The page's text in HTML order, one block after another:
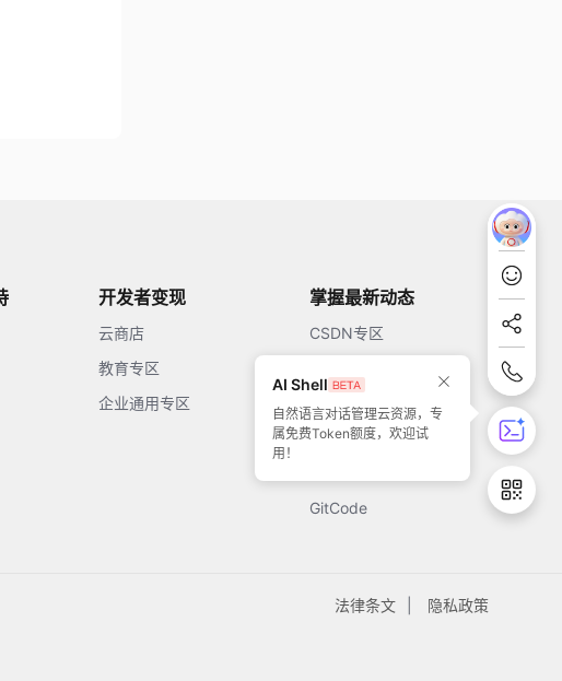
AI Shell
自然语言对话管理云资源，专
属免费Token额度，欢迎试
用！
开发者变现
云商店
教育专区
企业通用专区
掌握最新动态
CSDN专区
开源中国
51CTO
GitCode
法律条文 隐私政策